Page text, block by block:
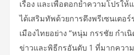
เรื่อง และเพื่อตอกย้ำความโปรให้
ได้เสริมทัพด้วยการดึงพรีเซนเตอ
เมืองไทยอย่าง “หนุ่ม กรรชัย กำเ
ข่าวและพิธีกรอันดับ 1 ที่มากควา